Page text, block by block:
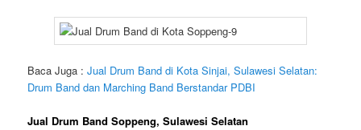
Baca Juga :Jual Drum Band di Kota Sinjai, Sulawesi Selatan:
Drum Band dan Marching Band Berstandar PDBI
Jual Drum Band Soppeng, Sulawesi Selatan